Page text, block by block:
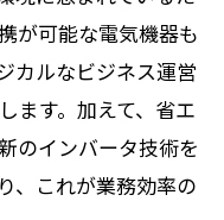
が可能な電気機器も
カルなビジネス運営
ます。加えて、省エ
のインバータ技術を
、これが業務効率の